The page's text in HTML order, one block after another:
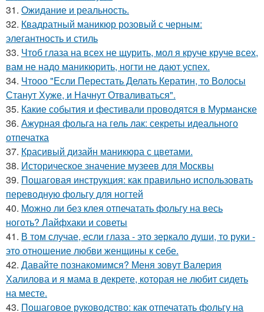
31. Ожидание и реальность.
32. Квадратный маникюр розовый с черным:
элегантность и стиль
33. Чтоб глаза на всех не щурить, мол я круче круче всех,
вам не надо маникюрить, ногти не дают успех.
34. Чтооо "Если Перестать Делать Кератин, то Волосы
Станут Хуже, и Начнут Отваливаться".
35. Какие события и фестивали проводятся в Мурманске
36. Ажурная фольга на гель лак: секреты идеального
отпечатка
37. Красивый дизайн маникюра с цветами.
38. Историческое значение музеев для Москвы
39. Пошаговая инструкция: как правильно использовать
переводную фольгу для ногтей
40. Можно ли без клея отпечатать фольгу на весь
ноготь? Лайфхаки и советы
41. В том случае, если глаза - это зеркало души, то руки -
это отношение любви женщины к себе.
42. Давайте познакомимся? Меня зовут Валерия
Халилова и я мама в декрете, которая не любит сидеть
на месте.
43. Пошаговое руководство: как отпечатать фольгу на